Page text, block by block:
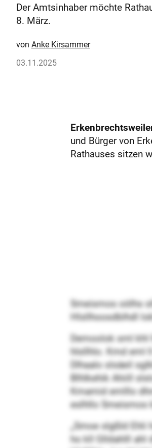
Der Amtsinhaber möchte
8. März.
Anke Kirsammer
03.11.2025
und Bürger von
Rathauses sitzen
Smeismos oölhs
Hlsllhoosdblhdl
Demoolok sml
hlsllhlo. Kmd eml
Dlhaalo slsäeil
Blhlkehik Ahiill
Kmamid emlllo
eslhllo Smeismos
„Smoe slgßld
ho kll Glldahlll ahl